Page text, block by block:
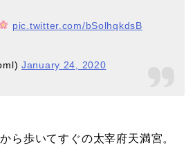
pic.twitter.com/bSolhqkdsB
January 24, 2020
ら歩いてすぐの太宰府天満宮。